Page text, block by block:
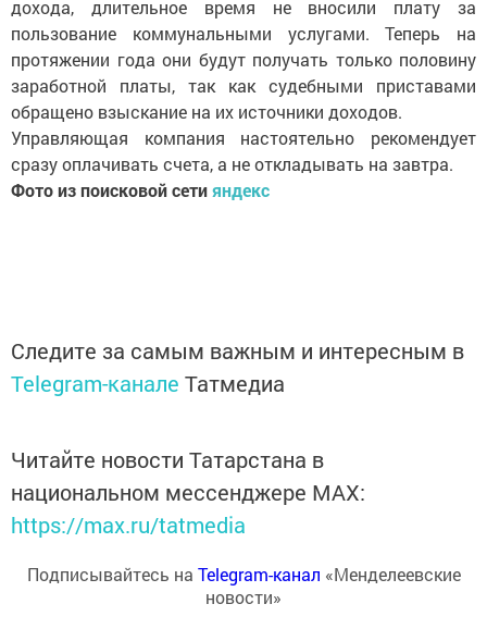
дохода, длительное время не вносили плату за
пользование коммунальными услугами. Теперь на
протяжении года они будут получать только половину
заработной платы, так как судебными приставами
обращено взыскание на их источники доходов.
Управляющая компания настоятельно рекомендует
сразу оплачивать счета, а не откладывать на завтра.
Фото из поисковой сетияндекс
Следите за самым важным и интересным в
Telegram-канале Татмедиа
Читайте новости Татарстана в
национальном мессенджере MАХ:
https://max.ru/tatmedia
Подписывайтесь на Telegram-канал «Менделеевские
новости»